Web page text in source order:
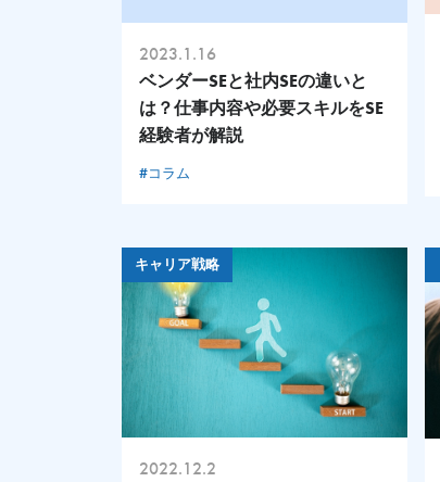
2023.1.16
ベンダーSEと社内SEの違いと
は？仕事内容や必要スキルをSE
経験者が解説
#コラム
キャリア戦略
2022.12.2